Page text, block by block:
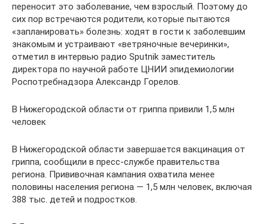
переносит это заболевание, чем взрослый. Поэтому до
сих пор встречаются родители, которые пытаются
«запланировать» болезнь: ходят в гости к заболевшим
знакомым и устраивают «ветряночные вечеринки»,
отметил в интервью радио Sputnik заместитель
директора по научной работе ЦНИИ эпидемиологии
Роспотребнадзора Александр Горелов.
В Нижегородской области от гриппа привили 1,5 млн
человек
В Нижегородской области завершается вакцинация от
гриппа, сообщили в пресс-службе правительства
региона. Прививочная кампания охватила менее
половины населения региона — 1,5 млн человек, включая
388 тыс. детей и подростков.